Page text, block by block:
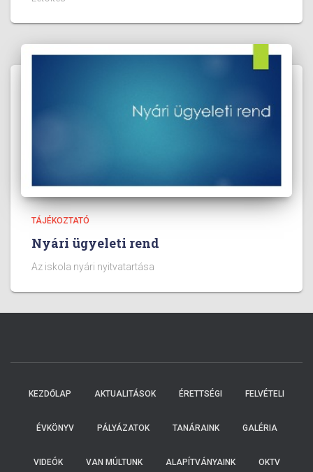
TÁJÉKOZTATÓ
Nyári ügyeleti rend
Az iskola nyári nyitvatartása
KEZDŐLAP AKTUALITÁSOK ÉRETTSÉGI FELVÉTELI
ÉVKÖNYV PÁLYÁZATOK TANÁRAINK GALÉRIA
VIDEÓK VAN MÚLTUNK ALAPÍTVÁNYAINK OKTV